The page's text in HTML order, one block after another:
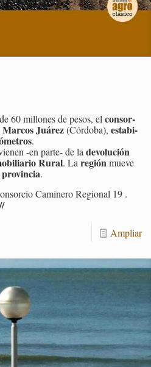
de 60 mi­llo­nes de pesos, elcon­sor­
Mar­cos Juá­rez(Cór­do­ba), es­ta­bi­
.
-en par­te- de lade­vo­lu­ción
Rural. Lare­giónmueve
pro­vin­cia.
Ca­mi­ne­ro Re­gio­nal 19 .
Am­pliar